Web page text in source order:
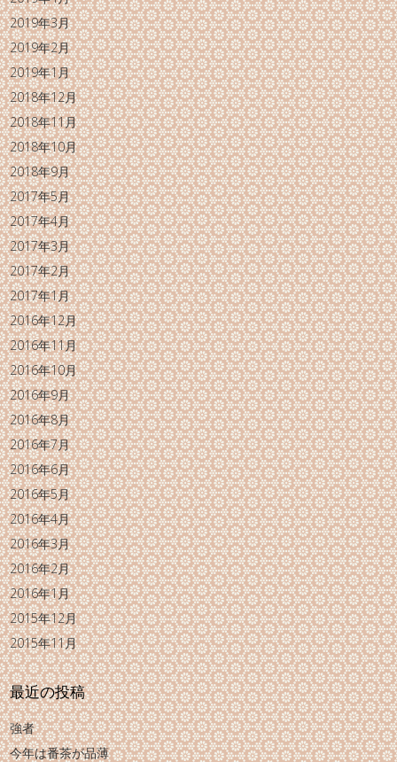
2019年3月
2019年2月
2019年1月
2018年12月
2018年11月
2018年10月
2018年9月
2017年5月
2017年4月
2017年3月
2017年2月
2017年1月
2016年12月
2016年11月
2016年10月
2016年9月
2016年8月
2016年7月
2016年6月
2016年5月
2016年4月
2016年3月
2016年2月
2016年1月
2015年12月
2015年11月
最近の投稿
強者
今年は番茶が品薄